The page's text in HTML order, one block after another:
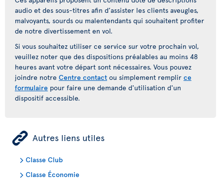
audio et des sous-titres afin d’assister les clients aveugles,
malvoyants, sourds ou malentendants qui souhaitent profiter
de notre divertissement en vol.
Si vous souhaitez utiliser ce service sur votre prochain vol,
veuillez noter que des dispositions préalables au moins 48
heures avant votre départ sont nécessaires. Vous pouvez
joindre notre Centre contact ou simplement remplir ce
formulaire pour faire une demande d'utilisation d'un
dispositif accessible.
ÿ Autres liens utiles
Classe Club
Classe Économie